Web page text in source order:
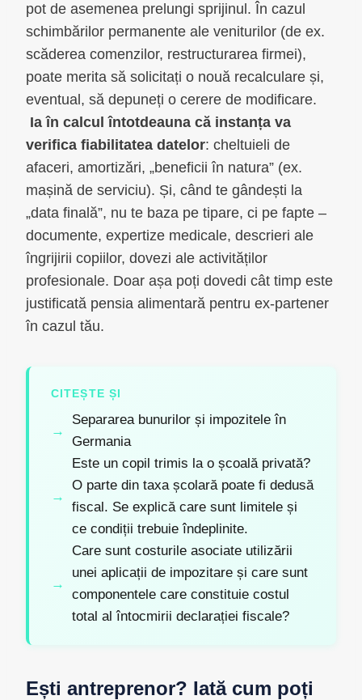
pot de asemenea prelungi sprijinul. În cazul
schimbărilor permanente ale veniturilor (de ex.
scăderea comenzilor, restructurarea firmei),
poate merita să solicitați o nouă recalculare și,
eventual, să depuneți o cerere de modificare.
Ia în calcul întotdeauna că instanța va
verifica fiabilitatea datelor: cheltuieli de
afaceri, amortizări, „beneficii în natura” (ex.
mașină de serviciu). Și, când te gândești la
„data finală”, nu te baza pe tipare, ci pe fapte –
documente, expertize medicale, descrieri ale
îngrijirii copiilor, dovezi ale activităților
profesionale. Doar așa poți dovedi cât timp este
justificată pensia alimentară pentru ex-partener
în cazul tău.
CITEȘTE ȘI
Separarea bunurilor și impozitele în
Germania
Este un copil trimis la o școală privată?
O parte din taxa școlară poate fi dedusă
fiscal. Se explică care sunt limitele și
ce condiții trebuie îndeplinite.
Care sunt costurile asociate utilizării
unei aplicații de impozitare și care sunt
componentele care constituie costul
total al întocmirii declarației fiscale?
Ești antreprenor? Iată cum poți